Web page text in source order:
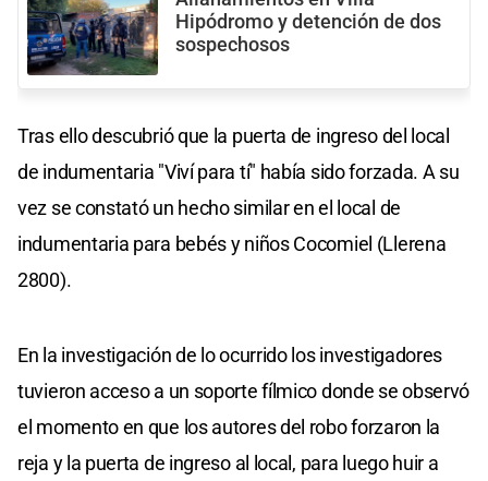
Hipódromo y detención de dos
sospechosos
Tras ello descubrió que la puerta de ingreso del local
de indumentaria "Viví para tí" había sido forzada. A su
vez se constató un hecho similar en el local de
indumentaria para bebés y niños Cocomiel (Llerena
2800).
En la investigación de lo ocurrido los investigadores
tuvieron acceso a un soporte fílmico donde se observó
el momento en que los autores del robo forzaron la
reja y la puerta de ingreso al local, para luego huir a